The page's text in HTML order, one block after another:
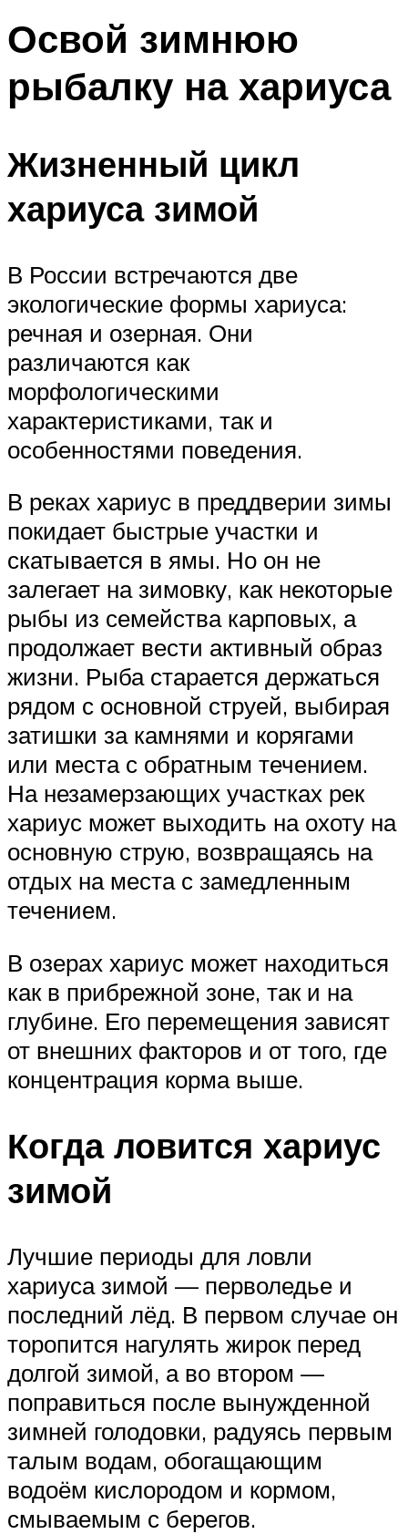
Освой зимнюю
рыбалку на хариуса
Жизненный цикл
хариуса зимой
В России встречаются две
экологические формы хариуса:
речная и озерная. Они
различаются как
морфологическими
характеристиками, так и
особенностями поведения.
В реках хариус в преддверии зимы
покидает быстрые участки и
скатывается в ямы. Но он не
залегает на зимовку, как некоторые
рыбы из семейства карповых, а
продолжает вести активный образ
жизни. Рыба старается держаться
рядом с основной струей, выбирая
затишки за камнями и корягами
или места с обратным течением.
На незамерзающих участках рек
хариус может выходить на охоту на
основную струю, возвращаясь на
отдых на места с замедленным
течением.
В озерах хариус может находиться
как в прибрежной зоне, так и на
глубине. Его перемещения зависят
от внешних факторов и от того, где
концентрация корма выше.
Когда ловится хариус
зимой
Лучшие периоды для ловли
хариуса зимой — перволедье и
последний лёд. В первом случае он
торопится нагулять жирок перед
долгой зимой, а во втором —
поправиться после вынужденной
зимней голодовки, радуясь первым
талым водам, обогащающим
водоём кислородом и кормом,
смываемым с берегов.